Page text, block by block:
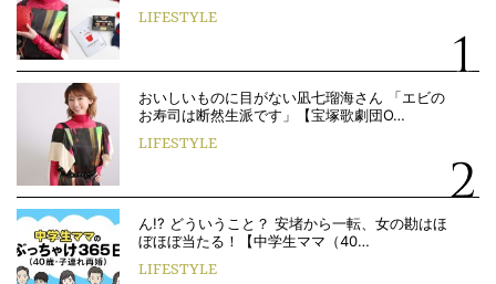
LIFESTYLE
おいしいものに目がない凪七瑠海さん 「エビの
お寿司は断然生派です」【宝塚歌劇団O…
LIFESTYLE
ん!? どういうこと？ 安堵から一転、女の勘はほ
ぼほぼ当たる！【中学生ママ（40…
LIFESTYLE